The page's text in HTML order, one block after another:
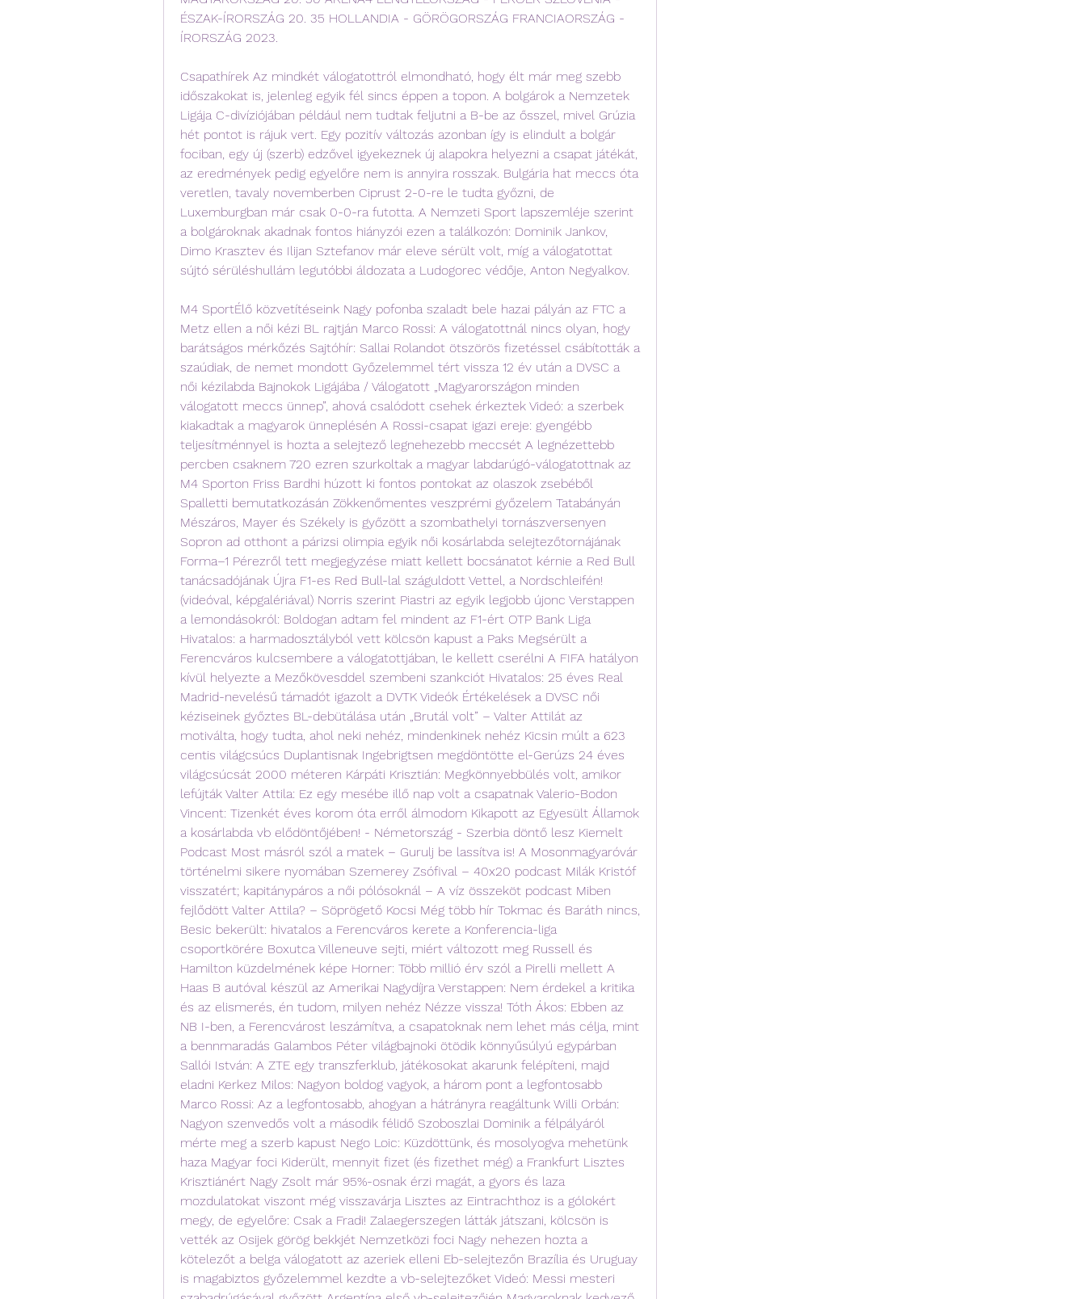
ÉSZAK-ÍRORSZÁG 20. 35 HOLLANDIA - GÖRÖGORSZÁG FRANCIAORSZÁG -
ÍRORSZÁG 2023.
Csapathírek Az mindkét válogatottról elmondható, hogy élt már meg szebb
időszakokat is, jelenleg egyik fél sincs éppen a topon. A bolgárok a Nemzetek
Ligája C-divíziójában például nem tudtak feljutni a B-be az ősszel, mivel Grúzia
hét pontot is rájuk vert. Egy pozitív változás azonban így is elindult a bolgár
fociban, egy új (szerb) edzővel igyekeznek új alapokra helyezni a csapat játékát,
az eredmények pedig egyelőre nem is annyira rosszak. Bulgária hat meccs óta
veretlen, tavaly novemberben Ciprust 2-0-re le tudta győzni, de
Luxemburgban már csak 0-0-ra futotta. A Nemzeti Sport lapszemléje szerint
a bolgároknak akadnak fontos hiányzói ezen a találkozón: Dominik Jankov,
Dimo Krasztev és Ilijan Sztefanov már eleve sérült volt, míg a válogatottat
sújtó sérüléshullám legutóbbi áldozata a Ludogorec védője, Anton Negyalkov.
M4 SportÉlő közvetítéseink Nagy pofonba szaladt bele hazai pályán az FTC a
Metz ellen a női kézi BL rajtján Marco Rossi: A válogatottnál nincs olyan, hogy
barátságos mérkőzés Sajtóhír: Sallai Rolandot ötszörös fizetéssel csábították a
szaúdiak, de nemet mondott Győzelemmel tért vissza 12 év után a DVSC a
női kézilabda Bajnokok Ligájába / Válogatott „Magyarországon minden
válogatott meccs ünnep”, ahová csalódott csehek érkeztek Videó: a szerbek
kiakadtak a magyarok ünneplésén A Rossi-csapat igazi ereje: gyengébb
teljesítménnyel is hozta a selejtező legnehezebb meccsét A legnézettebb
percben csaknem 720 ezren szurkoltak a magyar labdarúgó-válogatottnak az
M4 Sporton Friss Bardhi húzott ki fontos pontokat az olaszok zsebéből
Spalletti bemutatkozásán Zökkenőmentes veszprémi győzelem Tatabányán
Mészáros, Mayer és Székely is győzött a szombathelyi tornászversenyen
Sopron ad otthont a párizsi olimpia egyik női kosárlabda selejtezőtornájának
Forma–1 Pérezről tett megjegyzése miatt kellett bocsánatot kérnie a Red Bull
tanácsadójának Újra F1-es Red Bull-lal száguldott Vettel, a Nordschleifén!
(videóval, képgalériával) Norris szerint Piastri az egyik legjobb újonc Verstappen
a lemondásokról: Boldogan adtam fel mindent az F1-ért OTP Bank Liga
Hivatalos: a harmadosztályból vett kölcsön kapust a Paks Megsérült a
Ferencváros kulcsembere a válogatottjában, le kellett cserélni A FIFA hatályon
kívül helyezte a Mezőkövesddel szembeni szankciót Hivatalos: 25 éves Real
Madrid-nevelésű támadót igazolt a DVTK Videók Értékelések a DVSC női
kéziseinek győztes BL-debütálása után „Brutál volt” – Valter Attilát az
motiválta, hogy tudta, ahol neki nehéz, mindenkinek nehéz Kicsin múlt a 623
centis világcsúcs Duplantisnak Ingebrigtsen megdöntötte el-Gerúzs 24 éves
világcsúcsát 2000 méteren Kárpáti Krisztián: Megkönnyebbülés volt, amikor
lefújták Valter Attila: Ez egy mesébe illő nap volt a csapatnak Valerio-Bodon
Vincent: Tizenkét éves korom óta erről álmodom Kikapott az Egyesült Államok
a kosárlabda vb elődöntőjében! - Németország - Szerbia döntő lesz Kiemelt
Podcast Most másról szól a matek – Gurulj be lassítva is! A Mosonmagyaróvár
történelmi sikere nyomában Szemerey Zsófival – 40x20 podcast Milák Kristóf
visszatért; kapitánypáros a női pólósoknál – A víz összeköt podcast Miben
fejlődött Valter Attila? – Söprögető Kocsi Még több hír Tokmac és Baráth nincs,
Besic bekerült: hivatalos a Ferencváros kerete a Konferencia-liga
csoportkörére Boxutca Villeneuve sejti, miért változott meg Russell és
Hamilton küzdelmének képe Horner: Több millió érv szól a Pirelli mellett A
Haas B autóval készül az Amerikai Nagydíjra Verstappen: Nem érdekel a kritika
és az elismerés, én tudom, milyen nehéz Nézze vissza! Tóth Ákos: Ebben az
NB I-ben, a Ferencvárost leszámítva, a csapatoknak nem lehet más célja, mint
a bennmaradás Galambos Péter világbajnoki ötödik könnyűsúlyú egypárban
Sallói István: A ZTE egy transzferklub, játékosokat akarunk felépíteni, majd
eladni Kerkez Milos: Nagyon boldog vagyok, a három pont a legfontosabb
Marco Rossi: Az a legfontosabb, ahogyan a hátrányra reagáltunk Willi Orbán:
Nagyon szenvedős volt a második félidő Szoboszlai Dominik a félpályáról
mérte meg a szerb kapust Nego Loic: Küzdöttünk, és mosolyogva mehetünk
haza Magyar foci Kiderült, mennyit fizet (és fizethet még) a Frankfurt Lisztes
Krisztiánért Nagy Zsolt már 95%-osnak érzi magát, a gyors és laza
mozdulatokat viszont még visszavárja Lisztes az Eintrachthoz is a gólokért
megy, de egyelőre: Csak a Fradi! Zalaegerszegen látták játszani, kölcsön is
vették az Osijek görög bekkjét Nemzetközi foci Nagy nehezen hozta a
kötelezőt a belga válogatott az azeriek elleni Eb-selejtezőn Brazília és Uruguay
is magabiztos győzelemmel kezdte a vb-selejtezőket Videó: Messi mesteri